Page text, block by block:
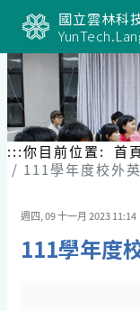
要
內
容
區
塊
國立雲林科
:::你目前位置: 首
111學年度校外
週四, 09 十一月 2023 11:14
111學年度